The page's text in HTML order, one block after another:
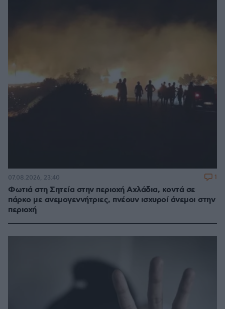
Φωτιά στη Σητεία στην περιοχή Αχλάδια, κοντά σε
πάρκο με ανεμογεννήτριες, πνέουν ισχυροί άνεμοι στην
περιοχή
07.08.2026, 23:40 1